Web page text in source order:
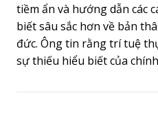
tiềm ẩn và hướng dẫn các
biết sâu sắc hơn về bản
đức. Ông tin rằng trí tuệ
sự thiếu hiểu biết của